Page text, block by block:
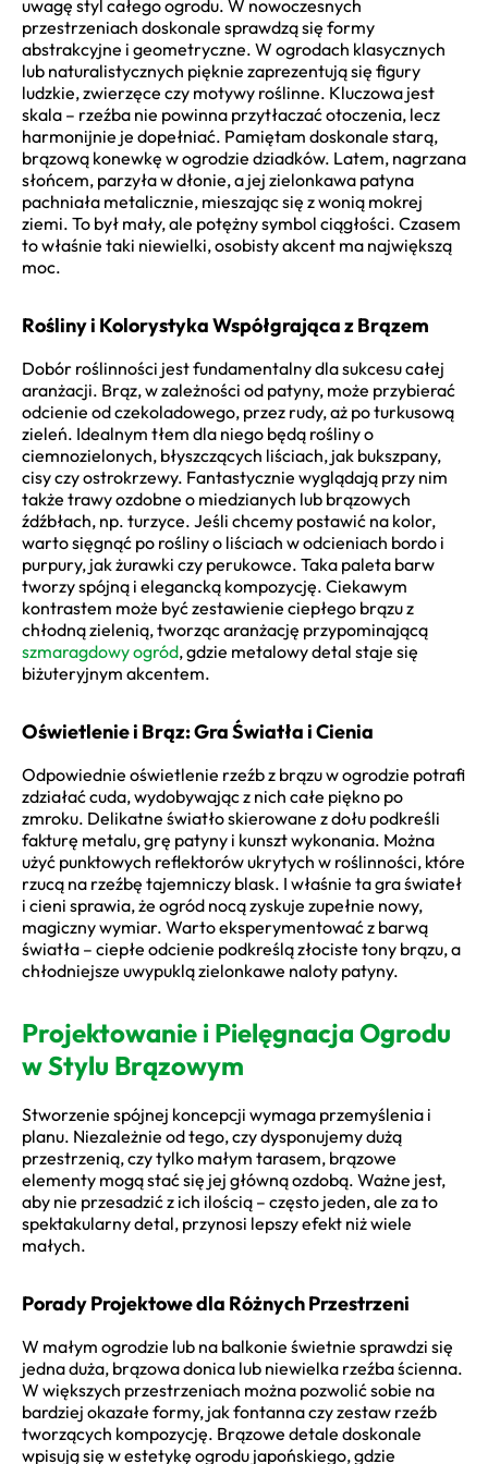
uwagę styl całego ogrodu. W nowoczesnych
przestrzeniach doskonale sprawdzą się formy
abstrakcyjne i geometryczne. W ogrodach klasycznych
lub naturalistycznych pięknie zaprezentują się figury
ludzkie, zwierzęce czy motywy roślinne. Kluczowa jest
skala – rzeźba nie powinna przytłaczać otoczenia, lecz
harmonijnie je dopełniać. Pamiętam doskonale starą,
brązową konewkę w ogrodzie dziadków. Latem, nagrzana
słońcem, parzyła w dłonie, a jej zielonkawa patyna
pachniała metalicznie, mieszając się z wonią mokrej
ziemi. To był mały, ale potężny symbol ciągłości. Czasem
to właśnie taki niewielki, osobisty akcent ma największą
moc.
Rośliny i Kolorystyka Współgrająca z Brązem
Dobór roślinności jest fundamentalny dla sukcesu całej
aranżacji. Brąz, w zależności od patyny, może przybierać
odcienie od czekoladowego, przez rudy, aż po turkusową
zieleń. Idealnym tłem dla niego będą rośliny o
ciemnozielonych, błyszczących liściach, jak bukszpany,
cisy czy ostrokrzewy. Fantastycznie wyglądają przy nim
także trawy ozdobne o miedzianych lub brązowych
źdźbłach, np. turzyce. Jeśli chcemy postawić na kolor,
warto sięgnąć po rośliny o liściach w odcieniach bordo i
purpury, jak żurawki czy perukowce. Taka paleta barw
tworzy spójną i elegancką kompozycję. Ciekawym
kontrastem może być zestawienie ciepłego brązu z
chłodną zielenią, tworząc aranżację przypominającą
szmaragdowy ogród, gdzie metalowy detal staje się
biżuteryjnym akcentem.
Oświetlenie i Brąz: Gra Światła i Cienia
Odpowiednie oświetlenie rzeźb z brązu w ogrodzie potrafi
zdziałać cuda, wydobywając z nich całe piękno po
zmroku. Delikatne światło skierowane z dołu podkreśli
fakturę metalu, grę patyny i kunszt wykonania. Można
użyć punktowych reflektorów ukrytych w roślinności, które
rzucą na rzeźbę tajemniczy blask. I właśnie ta gra świateł
i cieni sprawia, że ogród nocą zyskuje zupełnie nowy,
magiczny wymiar. Warto eksperymentować z barwą
światła – ciepłe odcienie podkreślą złociste tony brązu, a
chłodniejsze uwypuklą zielonkawe naloty patyny.
Projektowanie i Pielęgnacja Ogrodu
w Stylu Brązowym
Stworzenie spójnej koncepcji wymaga przemyślenia i
planu. Niezależnie od tego, czy dysponujemy dużą
przestrzenią, czy tylko małym tarasem, brązowe
elementy mogą stać się jej główną ozdobą. Ważne jest,
aby nie przesadzić z ich ilością – często jeden, ale za to
spektakularny detal, przynosi lepszy efekt niż wiele
małych.
Porady Projektowe dla Różnych Przestrzeni
W małym ogrodzie lub na balkonie świetnie sprawdzi się
jedna duża, brązowa donica lub niewielka rzeźba ścienna.
W większych przestrzeniach można pozwolić sobie na
bardziej okazałe formy, jak fontanna czy zestaw rzeźb
tworzących kompozycję. Brązowe detale doskonale
wpisują się w estetykę ogrodu japońskiego, gdzie